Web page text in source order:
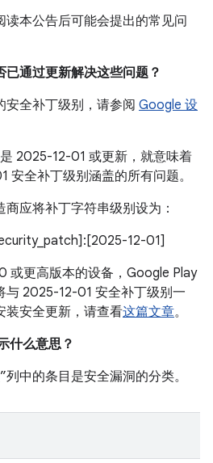
本公告后可能会提出的常见问
已通过更新解决这些问题？
全补丁级别，请参阅 Google 设
2025-12-01 或更新，就意味着
安全补丁级别涵盖的所有问题。
应将补丁字符串级别设为：
12-01]
或更高版本的设备，Google Play
与 2025-12-01 安全补丁级别一
装安全更新，请查看这篇文章。
什么意思？
中的条目是安全漏洞的分类。